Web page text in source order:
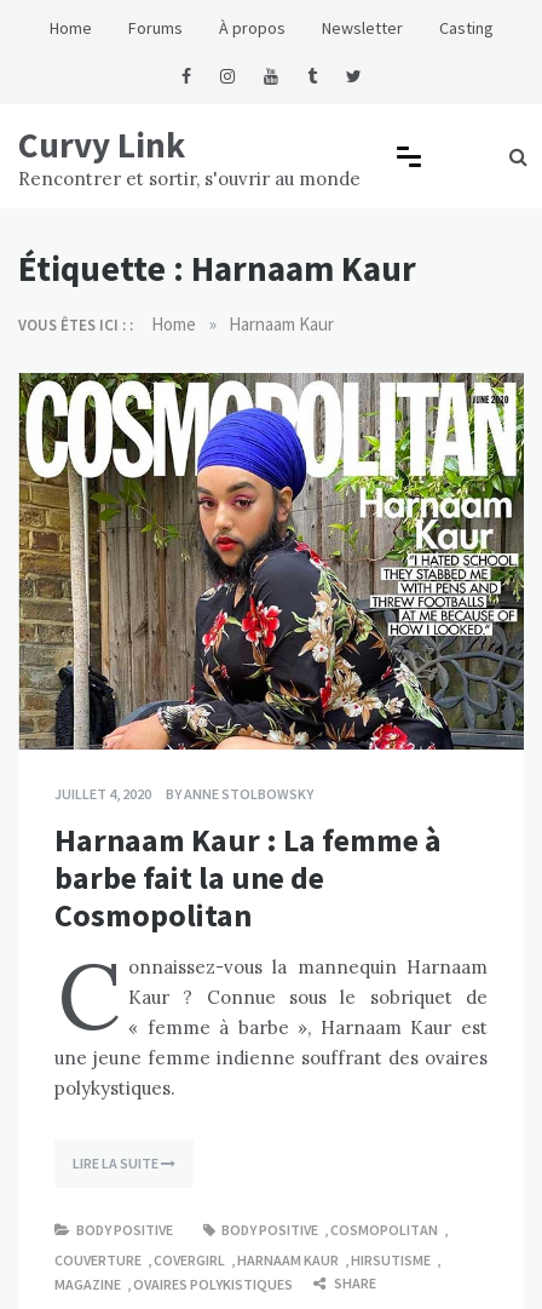
Home Forums À propos Newsletter Casting
Curvy Link
Rencontrer et sortir, s'ouvrir au monde
Étiquette : Harnaam Kaur
VOUS ÊTES ICI : : Home » Harnaam Kaur
JUILLET 4, 2020 BYANNE STOLBOWSKY
Harnaam Kaur : La femme à
barbe fait la une de
Cosmopolitan
C onnaissez-vous la mannequin Harnaam
Kaur ? Connue sous le sobriquet de
« femme à barbe », Harnaam Kaur est
une jeune femme indienne souffrant des ovaires
polykystiques.
LIRE LA SUITE
BODY POSITIVE BODY POSITIVE COSMOPOLITAN
COUVERTURE
COVERGIRL HARNAAM KAUR HIRSUTISME
MAGAZINE
OVAIRES POLYKISTIQUES SHARE